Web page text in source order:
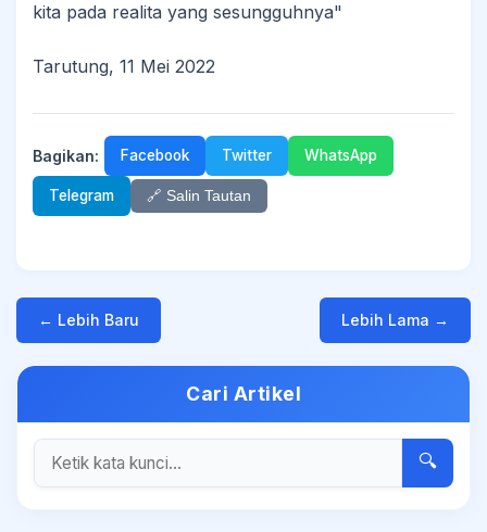
kita pada realita yang sesungguhnya"
Tarutung, 11 Mei 2022
Bagikan: Facebook Twitter WhatsApp
Telegram 🔗 Salin Tautan
← Lebih Baru Lebih Lama →
Cari Artikel
🔍